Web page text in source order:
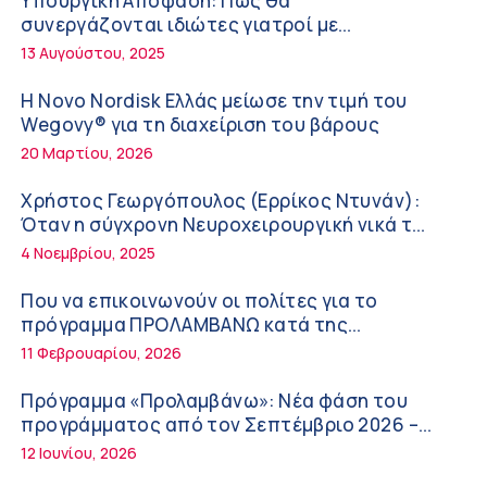
Διακοπές με ασφάλεια
6:20 πμ
Ειρήνη Ζίγκιρη (Ερρίκος Ντυνάν): H θερμική
καταπόνηση στους ηλικιωμένους
εργαζόμενους
6:11 πμ
Σύσκεψη στον ΕΟΦ για την ομαλή λειτουργία
της εφοδιαστικής αλυσίδας των φαρμάκων
στη διάρκεια του καλοκαιριού
12:08 μμ
Μιχάλης Τάτσης, Insurance & Healthcare
Analyst, διευθυντής Επιχειρηματικής
Ανάπτυξης Ομίλου HHG
11:54 πμ
Kavita Patel: Ένα στα πέντε καινοτόμα
φάρμακα φτάνει τελικά στην Ελλάδα
9:21 πμ
Υπάρχει τελικά «δίαιτα θυρεοειδούς»; Τι
συνεργάζονται ιδιώτες γιατροί με
νοσοκομεία του δημοσίου συστήματος
13 Αυγούστου, 2025
Η Novo Nordisk Ελλάς μείωσε την τιμή του
Wegovy® για τη διαχείριση του βάρους
20 Μαρτίου, 2026
Χρήστος Γεωργόπουλος (Ερρίκος Ντυνάν):
Όταν η σύγχρονη Νευροχειρουργική νικά το
φόβο!
4 Νοεμβρίου, 2025
Που να επικοινωνούν οι πολίτες για το
πρόγραμμα ΠΡΟΛΑΜΒΑΝΩ κατά της
παχυσαρκίας
11 Φεβρουαρίου, 2026
Πρόγραμμα «Προλαμβάνω»: Νέα φάση του
προγράμματος από τον Σεπτέμβριο 2026 –
Δωρεάν προληπτικές εξετάσεις έως το 2030
12 Ιουνίου, 2026